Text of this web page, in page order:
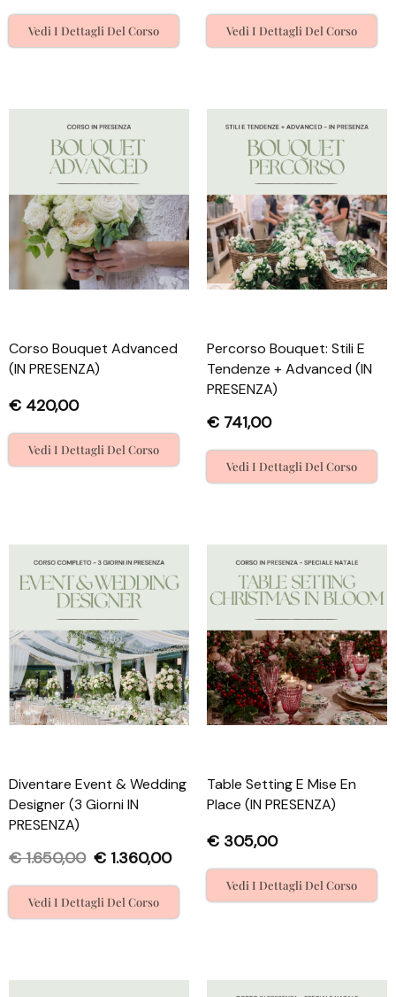
Vedi I Dettagli Del Corso Vedi I Dettagli Del Corso
Corso Bouquet Advanced
(IN PRESENZA)
€ 420,00
Vedi I Dettagli Del Corso
Percorso Bouquet: Stili E
Tendenze + Advanced (IN
PRESENZA)
€ 741,00
Vedi I Dettagli Del Corso
Diventare Event & Wedding
Designer (3 Giorni IN
PRESENZA)
€1.650,00 € 1.360,00
Vedi I Dettagli Del Corso
Table Setting E Mise En
Place (IN PRESENZA)
€ 305,00
Vedi I Dettagli Del Corso